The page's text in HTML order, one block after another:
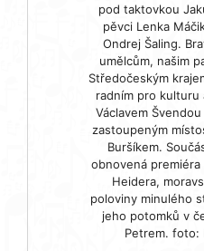
pod taktovkou
pěvci Lenka
Ondrej Šaling.
umělcům, našim
Středočeským
radním pro kulturu
Václavem
zastoupeným
Buršíkem.
obnovená
Heidera,
poloviny minulého
jeho potomků v
Petrem. foto: